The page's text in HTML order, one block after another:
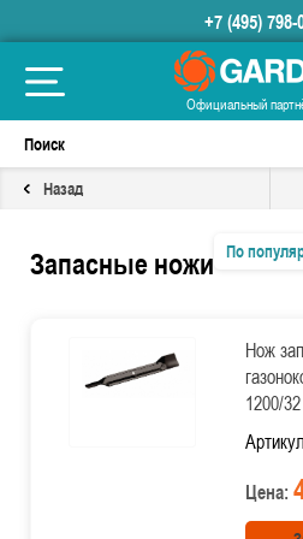
+7 (495) 798-
Официальный
Назад
Запасные ножи По
Нож
1200/
Цена: